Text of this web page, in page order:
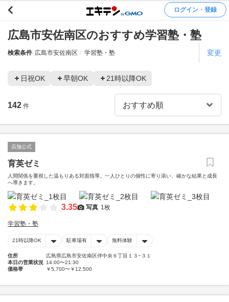
ログイン・登録
広島市安佐南区のおすすめ学習塾・塾
検索条件 広島市安佐南区 学習塾・塾 変更
日祝OK 早朝OK 21時以降OK
142 件
店舗公式
育英ゼミ
人間関係を重視した温もりある対面指導。一人ひとりの個性に寄り添い、確かな結果と成長
へ導きます。
3.35 写真 1枚
学習塾・塾
21時以降OK 駐車場有 無料体験
住所
広島県広島市安佐南区伴中央６丁目１３−３１
本日の営業状況 14:00〜21:30
価格帯
￥5,700〜￥12,500